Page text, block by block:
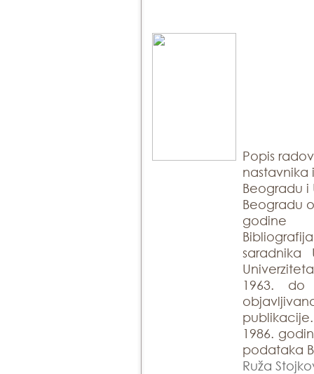
Popis
nastavnika
Beogradu i
Beogradu
godine
saradnika
1963.
1986.
podataka
Ruža